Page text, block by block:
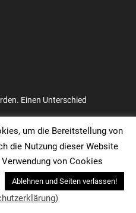
Einen Unterschied
Helden:
um die Bereitstellung von
die Nutzung dieser Website
von Cookies
Ablehnen und Seiten verlassen!